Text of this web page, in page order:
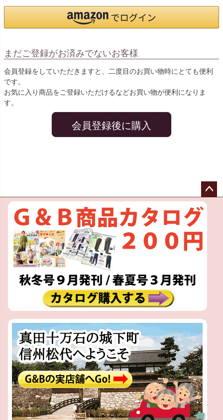
まだご登録がお済みでないお客様
会員登録をしていただきますと、二度目のお買い物時にとても便利
です。
お気に入り商品をご登録いただけるなどお買い物が便利になりま
す。
会員登録後に購入
ペー
へ